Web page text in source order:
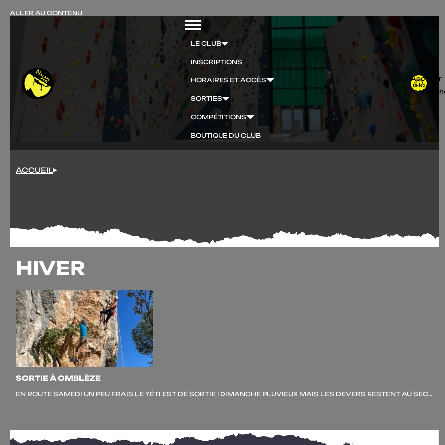
ALLER AU CONTENU
Menu
LE CLUB
INSCRIPTIONS
HORAIRES ET ACCÈS
SORTIES
COMPÉTITIONS
BOUTIQUE DU CLUB
Accéder
à la
ACCUEIL
HIVER
SORTIE À OMBLÈZE
EN ROUTE SAMEDI UN PEU FRAIS LE YÉTI EST DE SOR­TIE ! DIMANCHE PLU­VIEUX MAIS LES DEVERS RES­TENT AU SEC…